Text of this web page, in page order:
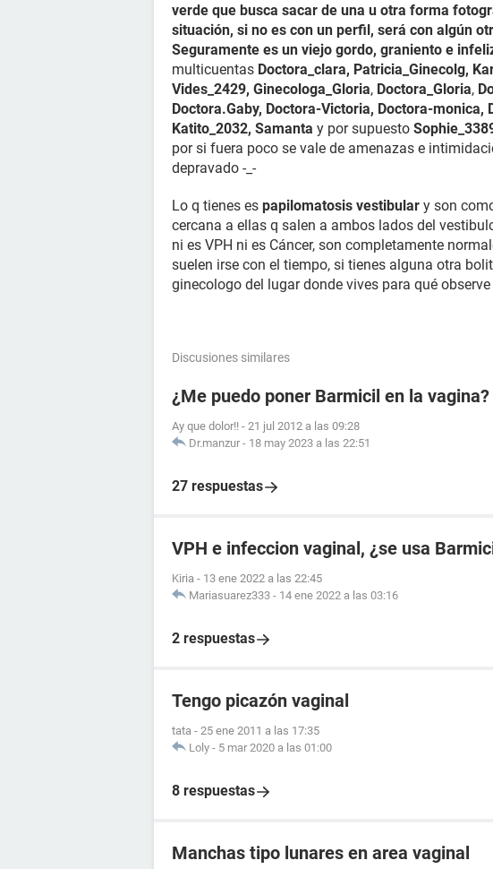
verde que busca sacar de una u otra forma
situación, si no es con un perfil, será con algún
Seguramente es un viejo gordo, graniento e
multicuentas Doctora_clara, Patricia_Ginecolg,
Vides_2429, Ginecologa_Gloria, Doctora_Gloria,
Doctora.Gaby, Doctora-Victoria, Doctora-monica,
Katito_2032, Samanta y por supuesto
por si fuera poco se vale de amenazas e
depravado -_-
Lo q tienes es papilomatosis vestibular y son
cercana a ellas q salen a ambos lados del
ni es VPH ni es Cáncer, son completamente
suelen irse con el tiempo, si tienes alguna otra
ginecologo del lugar donde vives para qué
Discusiones similares
¿Me puedo poner Barmicil en la vagina?
Ay que dolor!! - 21 jul 2012 a las 09:28
Dr.manzur - 18 may 2023 a las 22:51
27 respuestas
VPH e infeccion vaginal, ¿se usa
Kiria - 13 ene 2022 a las 22:45
Mariasuarez333 - 14 ene 2022 a las 03:16
2 respuestas
Tengo picazón vaginal
tata - 25 ene 2011 a las 17:35
Loly - 5 mar 2020 a las 01:00
8 respuestas
Manchas tipo lunares en area vaginal